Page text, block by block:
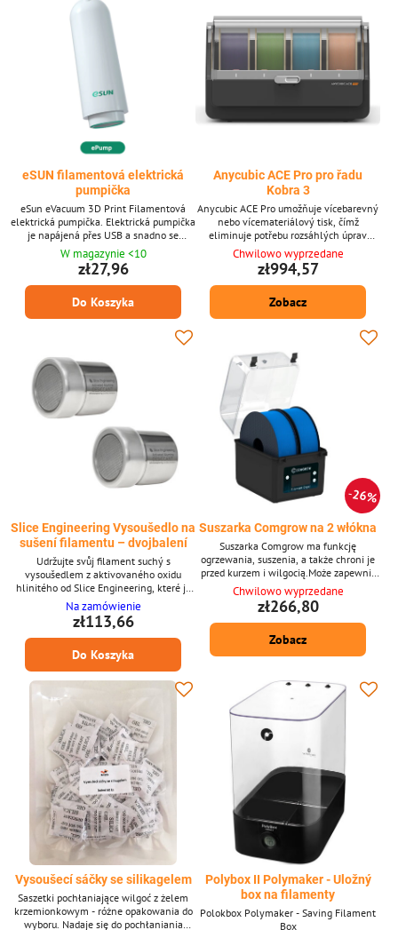
eSUN filamentová elektrická
pumpička
eSun eVacuum 3D Print Filamentová
elektrická pumpička. Elektrická pumpička
je napájená přes USB a snadno se
používá, vhodná pro eSUN vacuum bag.
W magazynie <10
zł27,96
Do Koszyka
Anycubic ACE Pro pro řadu
Kobra 3
Anycubic ACE Pro umožňuje vícebarevný
nebo vícemateriálový tisk, čímž
eliminuje potřebu rozsáhlých úprav
pracovního postupu. Díky kombinaci
aktivního sušení filamentu s možnostmi
vícebarevného tisku zajišťuje komora
ACE Pro barevnější a úspěšnější výtisky.
Chwilowo wyprzedane
zł994,57
Zobacz
Slice Engineering Vysoušedlo na
sušení filamentu – dvojbalení
Udržujte svůj filament suchý s
vysoušedlem z aktivovaného oxidu
hlinitého od Slice Engineering, které je
10x účinnější než silikagel a je
netoxické. Přednosti: * Vytváří
dostatečný gradient relativní vlhkosti
(Rh) pro absorbování jak povrchové
vlhkosti, tak i částic vody zachycených
uvnitř filamentu * Kanystr z nerezové
oceli má ideální velikost, aby se vešel do
středu vaší cívky s filamentem *...
Na zamówienie
zł113,66
Do Koszyka
26%
Suszarka Comgrow na 2 włókna
Suszarka Comgrow ma funkcję
ogrzewania, suszenia, a także chroni je
przed kurzem i wilgocią.Może zapewnić
suchą i wolną od kurzu przestrzeń dla
filamentu. Wilgoć powoduje degradację
filamentu i może powodować problemy z
drukowaniem lub zatkać drukarkę.
Chwilowo wyprzedane
zł266,80
Zobacz
Vysoušecí sáčky se silikagelem
Saszetki pochłaniające wilgoć z żelem
krzemionkowym - różne opakowania do
wyboru. Nadaje się do pochłaniania
Polybox II Polymaker - Uložný
box na filamenty
Polokbox Polymaker - Saving Filament
Box